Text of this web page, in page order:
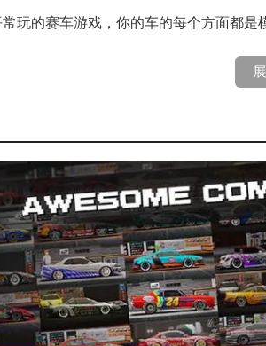
玩的赛车游戏，你的车的每个方面都是
玩家可以打造出独一无二的赛车，展示
，玩家还可以对赛车的性能部件进行改装
级的马达带你遨游急速世界的最顶峰，四